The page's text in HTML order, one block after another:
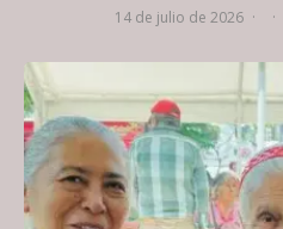
14 de julio de 2026 · ·